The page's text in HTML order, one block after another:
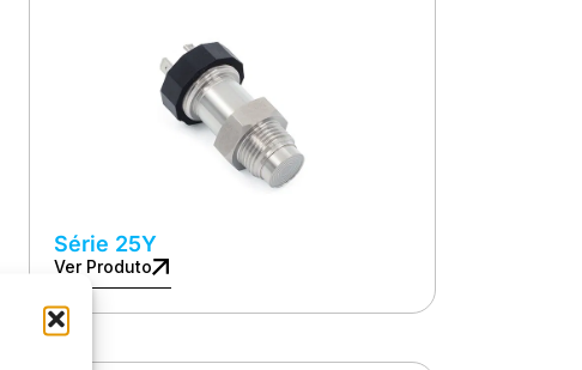
Série 25Y
Ver Produto